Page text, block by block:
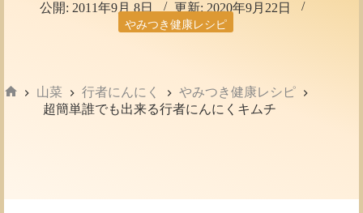
公開: 2011年9月 8日 更新: 2020年9月22日
やみつき健康レシピ
山菜 行者にんにく
やみつき健康レシピ
超簡単誰でも出来る行者にんにくキムチ